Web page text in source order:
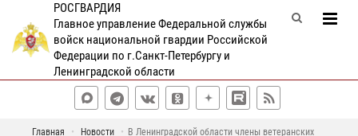
РОСГВАРДИЯ
Главное управление Федеральной службы
войск национальной гвардии Российской
Федерации по г.Санкт-Петербургу и
Ленинградской области
Главная Новости
В Ленинградской области члены ветеранских